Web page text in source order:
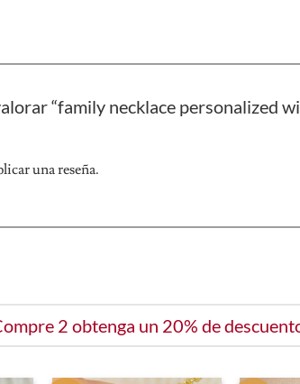
“family necklace personalized
una reseña.
2 obtenga un 20% de